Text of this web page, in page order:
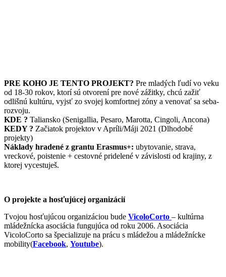
PRE KOHO JE TENTO PROJEKT? Pre mladých ľudí vo veku
od 18-30 rokov, ktorí sú otvorení pre nové zážitky, chcú zažiť
odlišnú kultúru, vyjsť zo svojej komfortnej zóny a venovať sa seba-
rozvoju.
KDE ? Taliansko (Senigallia, Pesaro, Marotta, Cingoli, Ancona)
KEDY ? Začiatok projektov v Apríli/Máji 2021 (Dlhodobé
projekty)
Náklady hradené z grantu Erasmus+: ubytovanie, strava,
vreckové, poistenie + cestovné pridelené v závislosti od krajiny, z
ktorej vycestuješ.
O projekte a hosťujúcej organizácií
Tvojou hosťujúcou organizáciou bude VicoloCorto – kultúrna
mládežnícka asociácia fungujúca od roku 2006. Asociácia
VicoloCorto sa špecializuje na prácu s mládežou a mládežnícke
mobility(Facebook, Youtube).